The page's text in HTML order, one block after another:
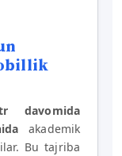
davomida
akademik
Bu tajriba